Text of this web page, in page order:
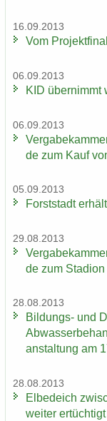
16.09.2013
Vom
06.09.2013
KID über­nimmt
06.09.2013
de zum Kauf
05.09.2013
Forst­stadt
29.08.2013
de zum
28.08.2013
Bildungs-​ und
an­stal­tung am
28.08.2013
El­be­deich
wei­ter er­tüch­tigt